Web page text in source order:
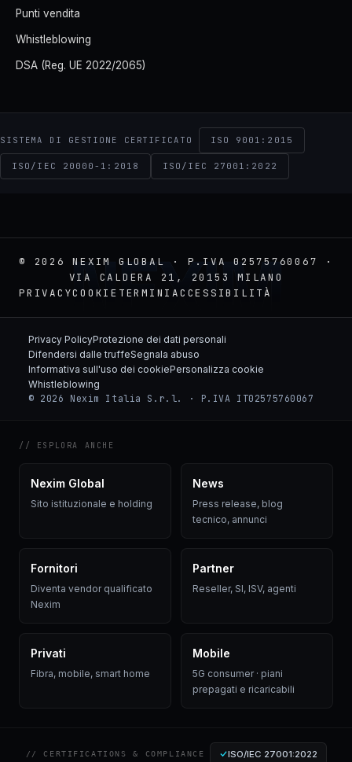
Punti vendita
Whistleblowing
DSA (Reg. UE 2022/2065)
SISTEMA DI GESTIONE CERTIFICATO ISO 9001:2015
ISO/IEC 20000-1:2018 ISO/IEC 27001:2022
© 2026 NEXIM GLOBAL · P.IVA 02575760067 ·
VIA CALDERA 21, 20153 MILANO
PRIVACYCOOKIE TERMINI ACCESSIBILITÀ
NEXIM
Privacy PolicyProtezione dei dati personali
Difendersi dalle truffeSegnala abuso
Informativa sull'uso dei cookiePersonalizza cookie
Whistleblowing
© 2026 Nexim Italia S.r.l. · P.IVA IT02575760067
// ESPLORA ANCHE
Nexim Global
Sito istituzionale e holding
News
Press release, blog
tecnico, annunci
Fornitori
Diventa vendor qualificato
Nexim
Partner
Reseller, SI, ISV, agenti
Privati
Fibra, mobile, smart home
Mobile
5G consumer · piani
prepagati e ricaricabili
// CERTIFICATIONS & COMPLIANCE ISO/IEC 27001:2022